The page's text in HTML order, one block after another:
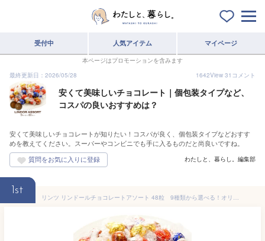
受付中 人気アイテム マイページ
本ページはプロモーションを含みます
最終更新日：2026/05/28
1642View 31 コメント
安くて美味しいチョコレート｜個包装タイプなど、
コスパの良いおすすめは？
安くて美味しいチョコレートが知りたい！コスパが良く、個包装タイプなどおすす
めを教えてください。スーパーやコンビニでも手に入るものだと尚良いですね。
わたしと、暮らし。編集部
1st
リンツ リンドールチョコレートアソート 48粒 9種類から選べる！オリジナルセット個包装 詰め合わせ600g 大容量 バレンタイン 2025【送料無料】【3～4営業日以内に出荷】